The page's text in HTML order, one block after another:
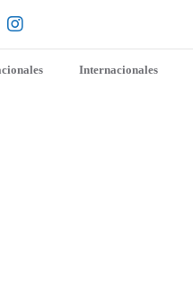
Internacionales